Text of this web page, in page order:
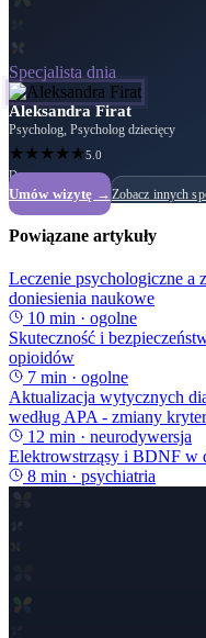
Specjalista dnia
Aleksandra Firat
Psycholog, Psycholog dziecięcy
★★★★★5.0
Dostępny
Umów wizytę → Zobacz innych
Powiązane artykuły
Leczenie psychologiczne a
doniesienia naukowe
10 min · ogolne
Skuteczność i
opioidów
7 min · ogolne
Aktualizacja wytycznych
według APA - zmiany
12 min · neurodywersja
Elektrowstrząsy i BDNF w
8 min · psychiatria